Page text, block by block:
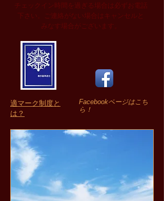
チェックイン時間を過ぎる場合は必ずお電話
下さい。ご連絡がない場合はキャンセルと
みなす場合がございます。
適マーク制度と
は？
Facebookページはこち
ら！